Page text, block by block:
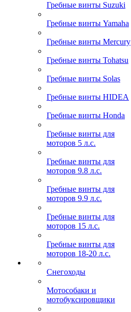
Гребные винты Suzuki
Гребные винты Yamaha
Гребные винты Mercury
Гребные винты Tohatsu
Гребные винты Solas
Гребные винты HIDEA
Гребные винты Honda
Гребные винты для
моторов 5 л.с.
Гребные винты для
моторов 9.8 л.с.
Гребные винты для
моторов 9.9 л.с.
Гребные винты для
моторов 15 л.с.
Гребные винты для
моторов 18-20 л.с.
Снегоходы
Мотособаки и
мотобуксировщики